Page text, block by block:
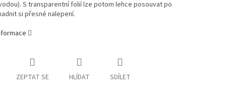
S transparentní folií lze potom lehce posouvat po
si přesné nalepení.
ZEPTAT SE HLÍDAT SDÍLET